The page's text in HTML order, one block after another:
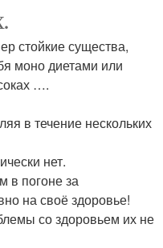
стойкие существа,
моно диетами или
….
в течение нескольких
нет.
в погоне за
на своё здоровье!
со здоровьем их не